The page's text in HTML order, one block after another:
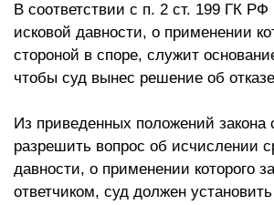
В соответствии с п. 2 ст. 199 ГК РФ
исковой давности, о применении
стороной в споре, служит
чтобы суд вынес решение об
Из приведенных положений закона
разрешить вопрос об исчислении
давности, о применении которого
ответчиком, суд должен